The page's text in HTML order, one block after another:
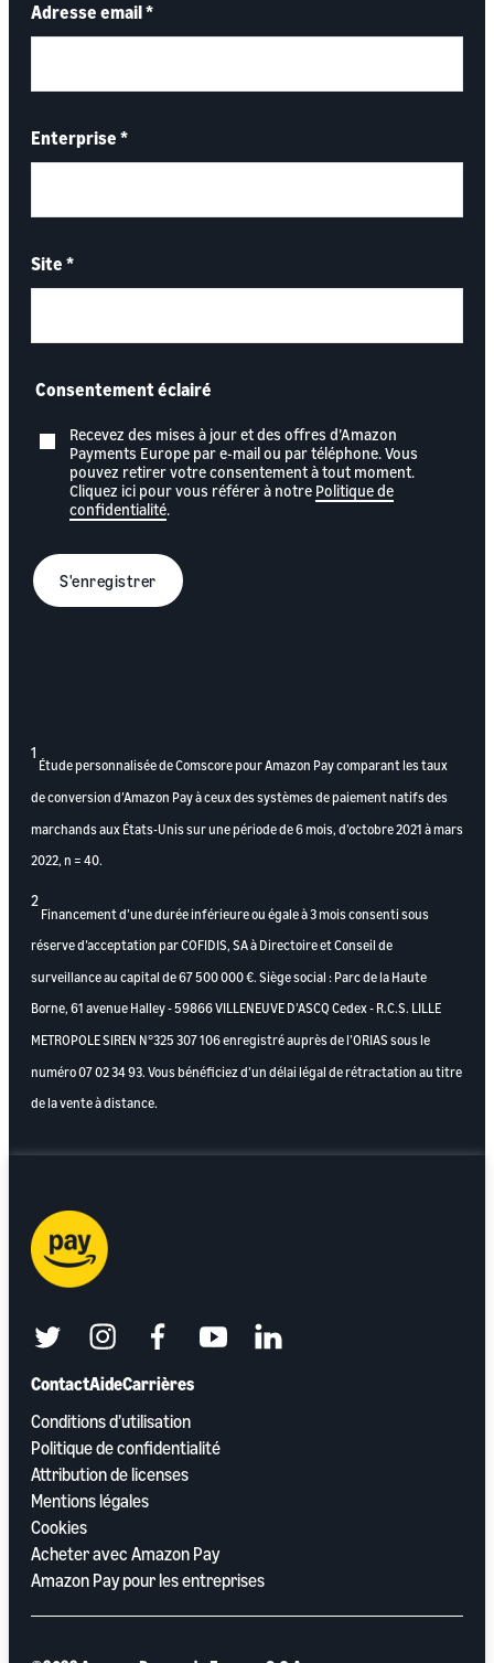
Adresse email*
Enterprise *
Site *
Consentement éclairé
Recevez des mises à jour et des offres d’Amazon
Payments Europe par e-mail ou par téléphone. Vous
pouvez retirer votre consentement à tout moment.
Cliquez ici pour vous référer à notre Politique de
confidentialité.
S'enregistrer
1
Étude personnalisée de Comscore pour Amazon Pay comparant les taux
de conversion d’Amazon Pay à ceux des systèmes de paiement natifs des
marchands aux États-Unis sur une période de 6 mois, d’octobre 2021 à mars
2022, n = 40.
2
Financement d’une durée inférieure ou égale à 3 mois consenti sous
réserve d’acceptation par COFIDIS, SA à Directoire et Conseil de
surveillance au capital de 67 500 000 €. Siège social : Parc de la Haute
Borne, 61 avenue Halley - 59866 VILLENEUVE D’ASCQ Cedex - R.C.S. LILLE
METROPOLE SIREN N°325 307 106 enregistré auprès de l’ORIAS sous le
numéro 07 02 34 93. Vous bénéficiez d’un délai légal de rétractation au titre
de la vente à distance.
ContactAideCarrières
Conditions d’utilisation
Politique de confidentialité
Attribution de licenses
Mentions légales
Cookies
Acheter avec Amazon Pay
Amazon Pay pour les entreprises
twitterinstagramfacebookyoutubelinkedin